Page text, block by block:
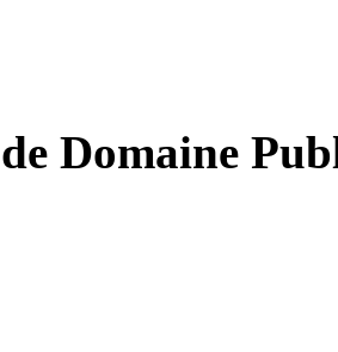
Domaine